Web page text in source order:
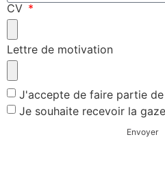
CV
Lettre de motivation
J'accepte de faire partie
Je souhaite recevoir la
Envoyer